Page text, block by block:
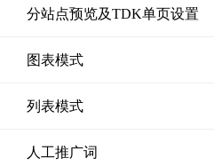
分站点预览及TDK单页设置
图表模式
列表模式
人工推广词